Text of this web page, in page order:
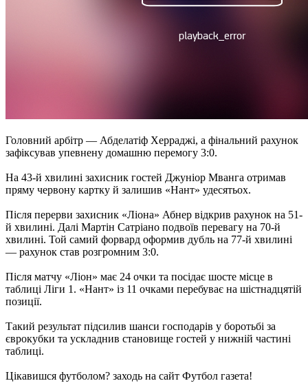
Головний арбітр — Абделатіф Херраджі, а фінальний рахунок
зафіксував упевнену домашню перемогу 3:0.​
На 43-й хвилині захисник гостей Джуніор Мванга отримав
пряму червону картку й залишив «Нант» удесятьох.​
Після перерви захисник «Ліона» Абнер відкрив рахунок на 51-
й хвилині.​ Далі Мартін Сатріано подвоїв перевагу на 70-й
хвилині.​ Той самий форвард оформив дубль на 77-й хвилині
— рахунок став розгромним 3:0.​
Після матчу «Ліон» має 24 очки та посідає шосте місце в
таблиці Ліги 1.​ «Нант» із 11 очками перебуває на шістнадцятій
позиції.​
Такий результат підсилив шанси господарів у боротьбі за
єврокубки та ускладнив становище гостей у нижній частині
таблиці.​
Цікавишся футболом? заходь на сайт Футбол газета!